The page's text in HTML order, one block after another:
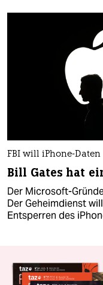
FBI will iPhone-Daten
Bill Gates hat
Der Microsoft-
Der Geheimdienst
Entsperren des